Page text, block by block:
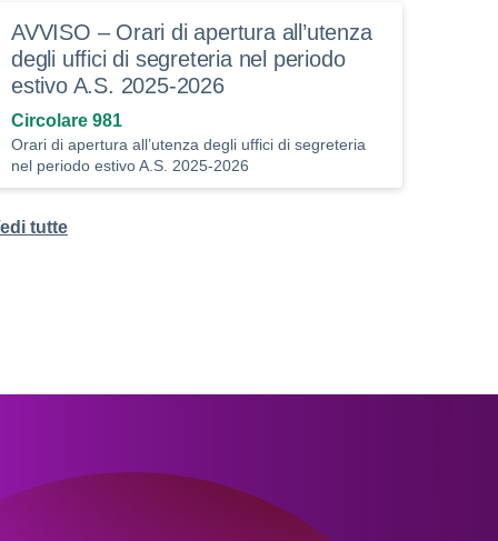
AVVISO – Orari di apertura all’utenza
degli uffici di segreteria nel periodo
estivo A.S. 2025-2026
Circolare 981
Orari di apertura all’utenza degli uffici di segreteria
nel periodo estivo A.S. 2025-2026
tutte